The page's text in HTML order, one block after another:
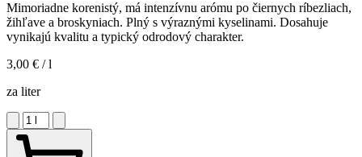
Mimoriadne korenistý, má intenzívnu arómu po čiernych ríbezliach,
žihľave a broskyniach. Plný s výraznými kyselinami. Dosahuje
vynikajú kvalitu a typický odrodový charakter.
3,00 € / l
za liter